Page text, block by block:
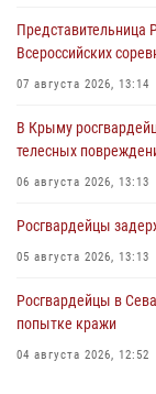
Представительница
Всероссийских
07 августа 2026, 13:14
В Крыму
телесных
06 августа 2026, 13:13
Росгвардейцы
05 августа 2026, 13:13
Росгвардейцы в
попытке кражи
04 августа 2026, 12:52